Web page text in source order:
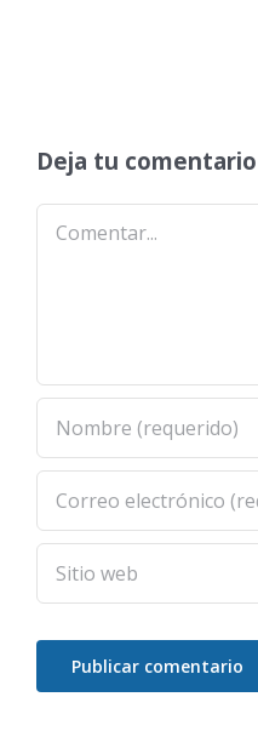
Deja tu comentario
Comentar